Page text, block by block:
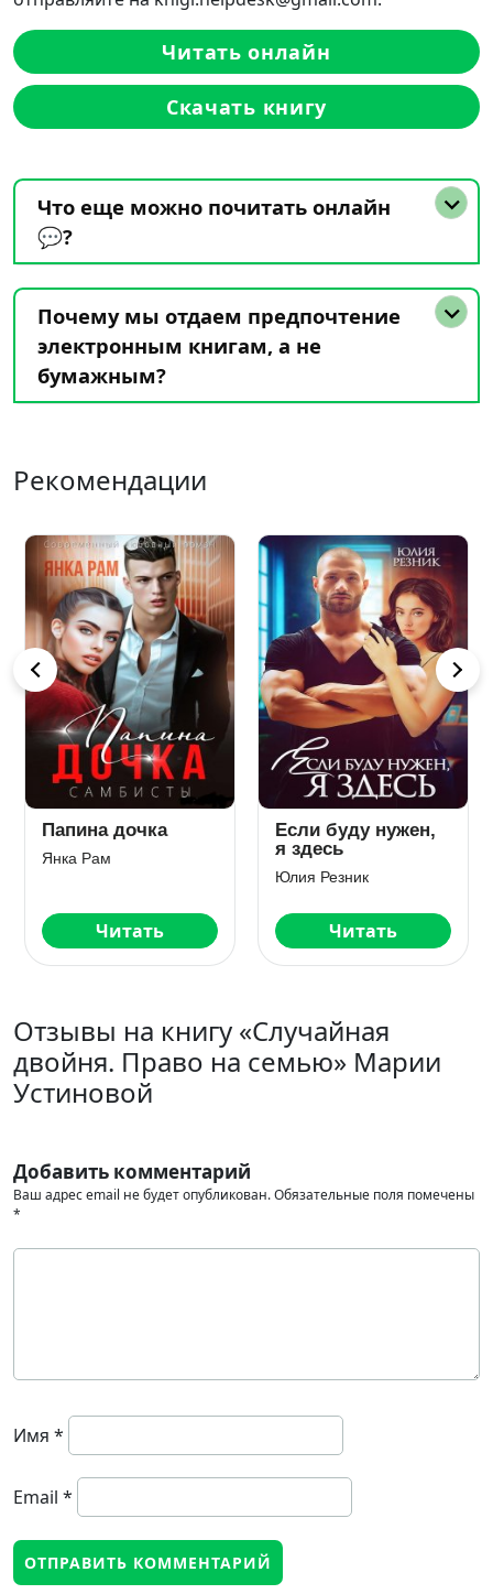
Читать онлайн
Скачать книгу
Что еще можно почитать онлайн
💬?
Почему мы отдаем предпочтение
электронным книгам, а не
бумажным?
Рекомендации
Если буду нужен,
Читать
Лекарство от
Читать
Отзывы на книгу «Случайная
двойня. Право на семью» Марии
Устиновой
Добавить комментарий
Ваш адрес email не будет опубликован.Обязательные поля помечены
*
Имя *
Email *